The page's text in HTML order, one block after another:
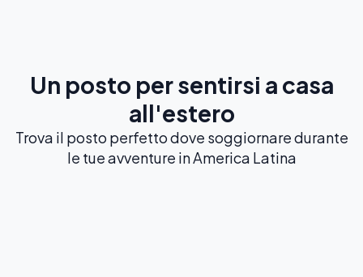
Un posto per sentirsi a casa
all'estero
Trova il posto perfetto dove soggiornare durante
le tue avventure in America Latina